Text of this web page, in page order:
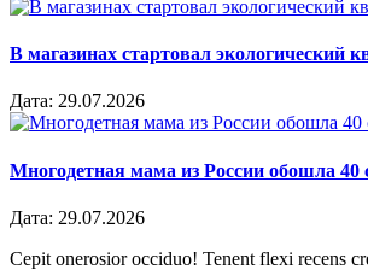
В магазинах стартовал экологический
Дата: 29.07.2026
Многодетная мама из России обошла 40
Дата: 29.07.2026
Cepit onerosior occiduo! Tenent flexi recens